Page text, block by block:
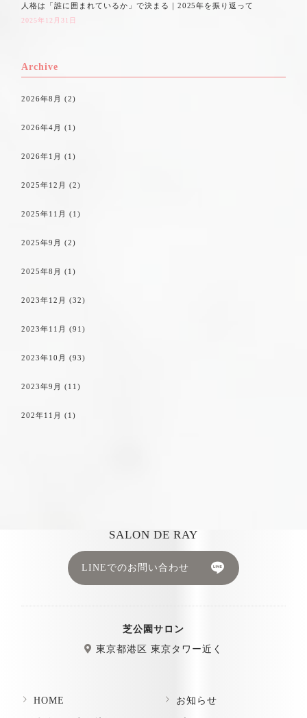
人格は「誰に囲まれているか」で決まる｜2025年を振り返って
2025年12月31日
Archive
2026年8月 (2)
2026年4月 (1)
2026年1月 (1)
2025年12月 (2)
2025年11月 (1)
2025年9月 (2)
2025年8月 (1)
2023年12月 (32)
2023年11月 (91)
2023年10月 (93)
2023年9月 (11)
202年11月 (1)
SALON DE RAY
LINEでのお問い合わせ
芝公園サロン
東京都港区 東京タワー近く
HOME お知らせ